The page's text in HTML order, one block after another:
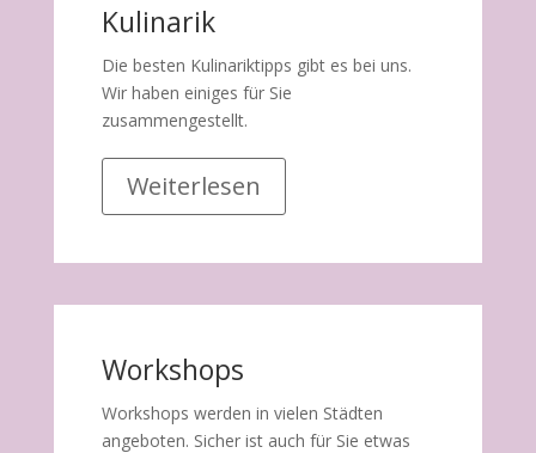
Kulinarik
Die besten Kulinariktipps gibt es bei uns.
Wir haben einiges für Sie
zusammengestellt.
Weiterlesen
Workshops
Workshops werden in vielen Städten
angeboten. Sicher ist auch für Sie etwas